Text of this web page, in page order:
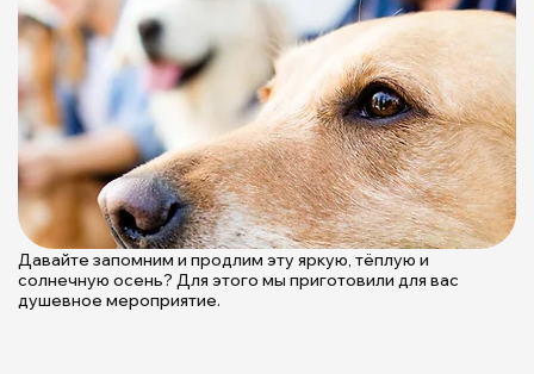
Давайте запомним и продлим эту яркую, тёплую и
солнечную осень? Для этого мы приготовили для вас
душевное мероприятие.